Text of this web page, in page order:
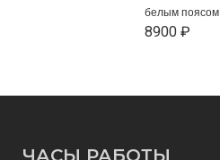
белым поясом
8900 ₽